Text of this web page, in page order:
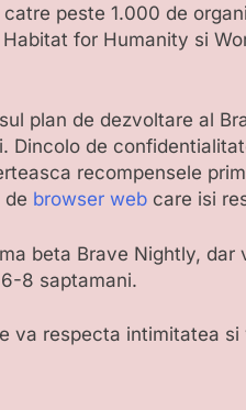
peste 1.000 de
for Humanity si
plan de dezvoltare al
Dincolo de
recompensele
de browser web care isi
beta Brave Nightly, dar
8 saptamani.
va respecta intimitatea